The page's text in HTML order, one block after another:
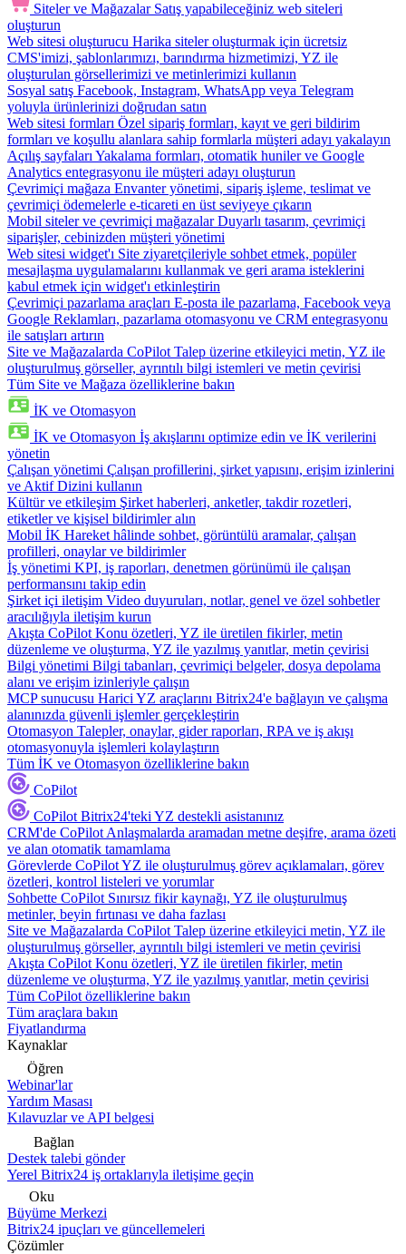
Siteler ve Mağazalar Satış yapabileceğiniz web siteleri
oluşturun
Web sitesi oluşturucu Harika siteler oluşturmak için ücretsiz
CMS'imizi, şablonlarımızı, barındırma hizmetimizi, YZ ile
oluşturulan görsellerimizi ve metinlerimizi kullanın
Sosyal satış Facebook, Instagram, WhatsApp veya Telegram
yoluyla ürünlerinizi doğrudan satın
Web sitesi formları Özel sipariş formları, kayıt ve geri bildirim
formları ve koşullu alanlara sahip formlarla müşteri adayı yakalayın
Açılış sayfaları Yakalama formları, otomatik huniler ve Google
Analytics entegrasyonu ile müşteri adayı oluşturun
Çevrimiçi mağaza Envanter yönetimi, sipariş işleme, teslimat ve
çevrimiçi ödemelerle e-ticareti en üst seviyeye çıkarın
Mobil siteler ve çevrimiçi mağazalar Duyarlı tasarım, çevrimiçi
siparişler, cebinizden müşteri yönetimi
Web sitesi widget'ı Site ziyaretçileriyle sohbet etmek, popüler
mesajlaşma uygulamalarını kullanmak ve geri arama isteklerini
kabul etmek için widget'ı etkinleştirin
Çevrimiçi pazarlama araçları E-posta ile pazarlama, Facebook veya
Google Reklamları, pazarlama otomasyonu ve CRM entegrasyonu
ile satışları artırın
Site ve Mağazalarda CoPilot Talep üzerine etkileyici metin, YZ ile
oluşturulmuş görseller, ayrıntılı bilgi istemleri ve metin çevirisi
Tüm Site ve Mağaza özelliklerine bakın
İK ve Otomasyon
İK ve Otomasyon İş akışlarını optimize edin ve İK verilerini
yönetin
Çalışan yönetimi Çalışan profillerini, şirket yapısını, erişim izinlerini
ve Aktif Dizini kullanın
Kültür ve etkileşim Şirket haberleri, anketler, takdir rozetleri,
etiketler ve kişisel bildirimler alın
Mobil İK Hareket hâlinde sohbet, görüntülü aramalar, çalışan
profilleri, onaylar ve bildirimler
İş yönetimi KPI, iş raporları, denetmen görünümü ile çalışan
performansını takip edin
Şirket içi iletişim Video duyuruları, notlar, genel ve özel sohbetler
aracılığıyla iletişim kurun
Akışta CoPilot Konu özetleri, YZ ile üretilen fikirler, metin
düzenleme ve oluşturma, YZ ile yazılmış yanıtlar, metin çevirisi
Bilgi yönetimi Bilgi tabanları, çevrimiçi belgeler, dosya depolama
alanı ve erişim izinleriyle çalışın
MCP sunucusu Harici YZ araçlarını Bitrix24'e bağlayın ve çalışma
alanınızda güvenli işlemler gerçekleştirin
Otomasyon Talepler, onaylar, gider raporları, RPA ve iş akışı
otomasyonuyla işlemleri kolaylaştırın
Tüm İK ve Otomasyon özelliklerine bakın
CoPilot
CoPilot Bitrix24'teki YZ destekli asistanınız
CRM'de CoPilot Anlaşmalarda aramadan metne deşifre, arama özeti
ve alan otomatik tamamlama
Görevlerde CoPilotYZ ile oluşturulmuş görev açıklamaları, görev
özetleri, kontrol listeleri ve yorumlar
Sohbette CoPilot Sınırsız fikir kaynağı, YZ ile oluşturulmuş
metinler, beyin fırtınası ve daha fazlası
Site ve Mağazalarda CoPilot Talep üzerine etkileyici metin, YZ ile
oluşturulmuş görseller, ayrıntılı bilgi istemleri ve metin çevirisi
Akışta CoPilot Konu özetleri, YZ ile üretilen fikirler, metin
düzenleme ve oluşturma, YZ ile yazılmış yanıtlar, metin çevirisi
Tüm CoPilot özelliklerine bakın
Tüm araçlara bakın
Fiyatlandırma
Kaynaklar
Öğren
Webinar'lar
Yardım Masası
Kılavuzlar ve API belgesi
Bağlan
Destek talebi gönder
Yerel Bitrix24 iş ortaklarıyla iletişime geçin
Oku
Büyüme Merkezi
Bitrix24 ipuçları ve güncellemeleri
Çözümler